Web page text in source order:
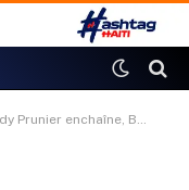
enchaîne, Batcheba et Borgella dos à dos